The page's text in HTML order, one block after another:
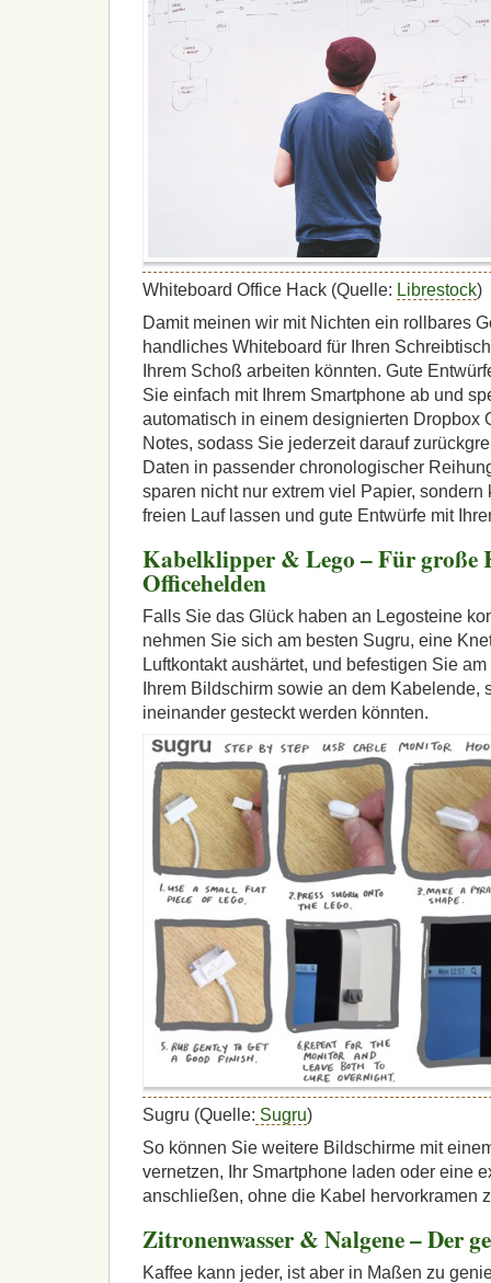
Whiteboard Office Hack (Quelle: Librestock)
Damit meinen wir mit Nichten ein rollbares
handliches Whiteboard für Ihren
Ihrem Schoß arbeiten könnten. Gute
Sie einfach mit Ihrem Smartphone ab und
automatisch in einem designierten Dropbox
Notes, sodass Sie jederzeit darauf
Daten in passender chronologischer
sparen nicht nur extrem viel Papier, sondern
freien Lauf lassen und gute Entwürfe mit
Kabelklipper & Lego – Für große
Officehelden
Falls Sie das Glück haben an Legosteine
nehmen Sie sich am besten Sugru, eine
Luftkontakt aushärtet, und befestigen Sie
Ihrem Bildschirm sowie an dem Kabelende,
ineinander gesteckt werden könnten.
Sugru (Quelle: Sugru)
So können Sie weitere Bildschirme mit
vernetzen, Ihr Smartphone laden oder eine
anschließen, ohne die Kabel hervorkramen
Zitronenwasser & Nalgene – Der
Kaffee kann jeder, ist aber in Maßen zu